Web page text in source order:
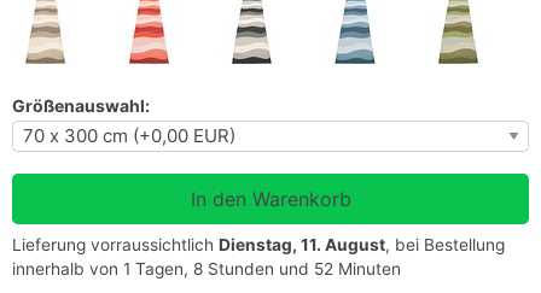
Größenauswahl:
Lieferung vorraussichtlich Dienstag, 11. August, bei Bestellung
innerhalb von 1 Tagen, 8 Stunden und 52 Minuten